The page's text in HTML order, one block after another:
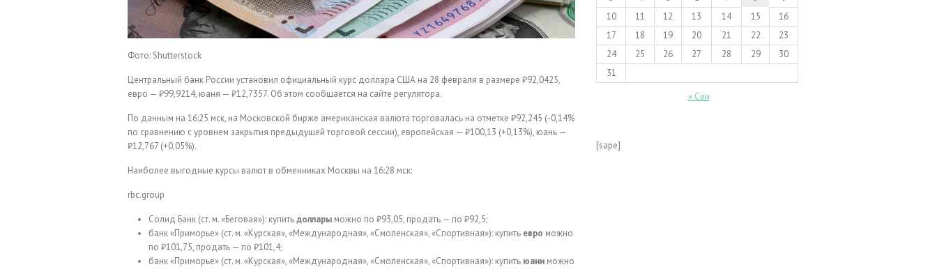
Фото: Shutterstock
Центральный банк России установил официальный курс доллара США на 28 февраля в размере ₽92,0425,
евро — ₽99,9214, юаня — ₽12,7357. Об этом сообщается на сайте регулятора.
По данным на 16:25 мск, на Московской бирже американская валюта торговалась на отметке ₽92,245 (-0,14%
по сравнению с уровнем закрытия предыдущей торговой сессии), европейская — ₽100,13 (+0,13%), юань —
₽12,767 (+0,05%).
Наиболее выгодные курсы валют в обменниках Москвы на 16:28 мск:
rbc.group
Солид Банк (ст. м. «Беговая»): купитьдоллары можно по ₽93,05, продать — по ₽92,5;
банк «Приморье» (ст. м. «Курская», «Международная», «Смоленская», «Спортивная»): купить евро можно
по ₽101,75, продать — по ₽101,4;
банк «Приморье» (ст. м. «Курская», «Международная», «Смоленская», «Спортивная»): купить юани можно
10
11 12 13 14 15
16
17
18 19 20 21 22
23
24
25 26 27 28 29
30
31
« Сен
[sape]